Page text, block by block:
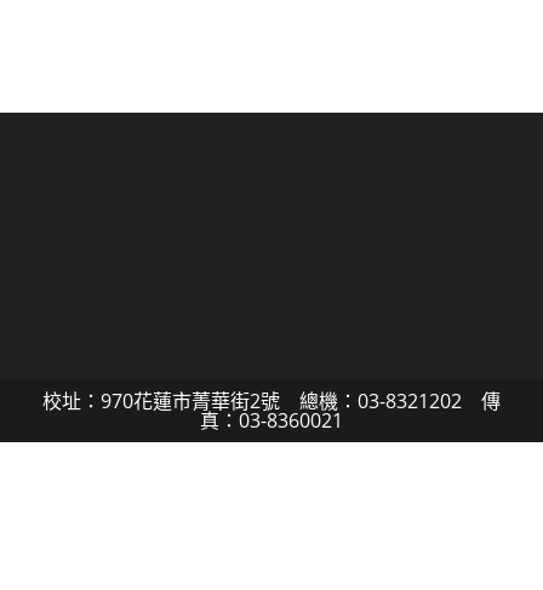
校址：970花蓮市菁華街2號 總機：03-8321202 傳
真：03-8360021